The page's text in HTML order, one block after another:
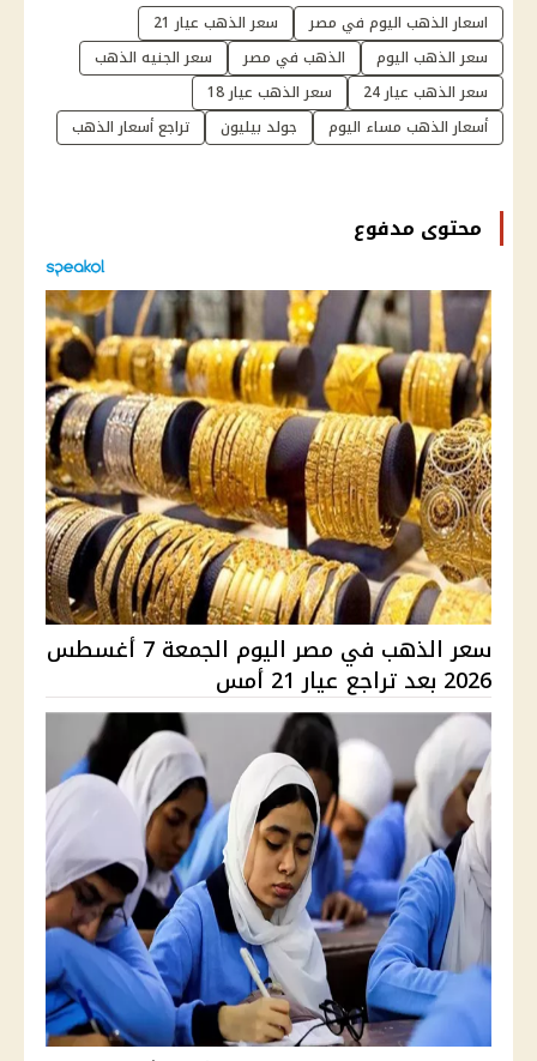
اسعار الذهب اليوم في مصر
سعر الذهب عيار 21
سعر الذهب اليوم
الذهب في مصر
سعر الجنيه الذهب
سعر الذهب عيار 24
سعر الذهب عيار 18
أسعار الذهب مساء اليوم
جولد بيليون تراجع أسعار الذهب
محتوى مدفوع
سعر الذهب في مصر اليوم الجمعة 7 أغسطس
2026 بعد تراجع عيار 21 أمس